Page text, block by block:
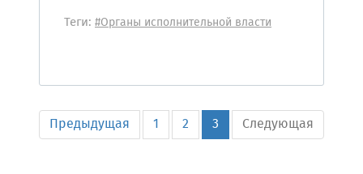
Теги: #Органы исполнительной власти
Предыдущая 1 2 3 Следующая